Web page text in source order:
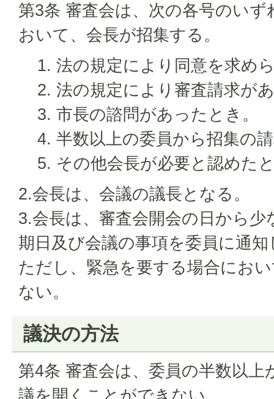
第3条 審査会は、次の各号のい
おいて、会長が招集する。
法の規定により同意を求め
法の規定により審査請求が
市長の諮問があったとき。
半数以上の委員から招集の
その他会長が必要と認めた
2.会長は、会議の議長となる。
3.会長は、審査会開会の日から
期日及び会議の事項を委員に通
ただし、緊急を要する場合にお
ない。
議決の方法
第4条 審査会は、委員の半数以
議を開くことができない。